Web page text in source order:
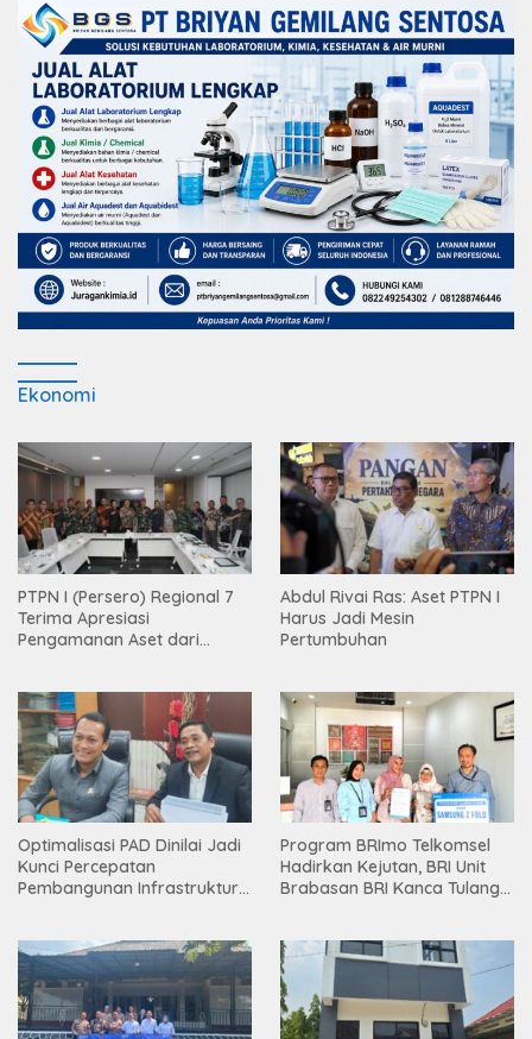
Ekonomi
PTPN I (Persero) Regional 7
Terima Apresiasi
Pengamanan Aset dari
Abdul Rivai Ras: Aset PTPN I
Harus Jadi Mesin
Pertumbuhan
Optimalisasi PAD Dinilai Jadi
Kunci Percepatan
Pembangunan Infrastruktur
Program BRImo Telkomsel
Hadirkan Kejutan, BRI Unit
Brabasan BRI Kanca Tulang
Mesuji